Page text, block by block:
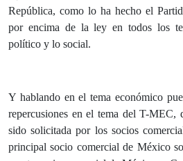
República, como lo ha hecho el
por encima de la ley en todos los
político y lo social.
Y hablando en el tema económico
repercusiones en el tema del T-MEC,
sido solicitada por los socios
principal socio comercial de México